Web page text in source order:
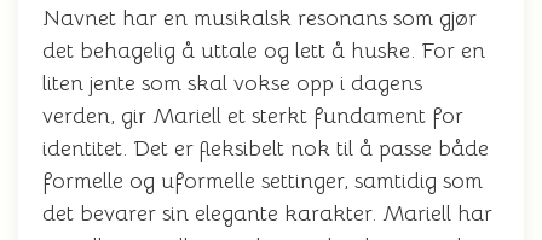
Navnet har en musikalsk resonans som gjør
det behagelig å uttale og lett å huske. For en
liten jente som skal vokse opp i dagens
verden, gir Mariell et sterkt fundament for
identitet. Det er fleksibelt nok til å passe både
formelle og uformelle settinger, samtidig som
det bevarer sin elegante karakter. Mariell har